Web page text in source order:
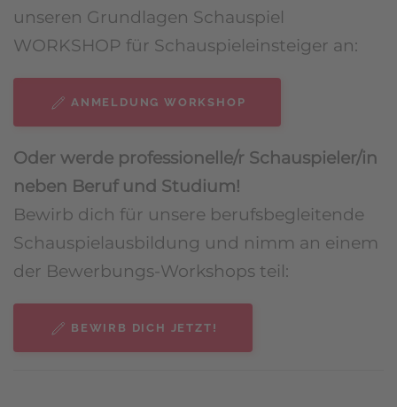
unseren Grundlagen Schauspiel
WORKSHOP für Schauspieleinsteiger an:
ANMELDUNG WORKSHOP
Oder werde professionelle/r Schauspieler/in
neben Beruf und Studium!
Bewirb dich für unsere berufsbegleitende
Schauspielausbildung und nimm an einem
der Bewerbungs-Workshops teil:
BEWIRB DICH JETZT!